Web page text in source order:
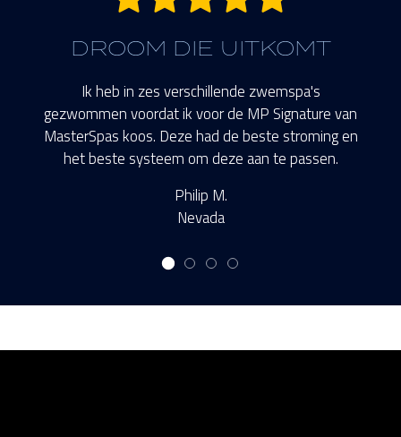
DROOM DIE UITKOMT
Ik heb in zes verschillende zwemspa's
gezwommen voordat ik voor de MP Signature van
MasterSpas koos. Deze had de beste stroming en
het beste systeem om deze aan te passen.
Philip M.
Nevada